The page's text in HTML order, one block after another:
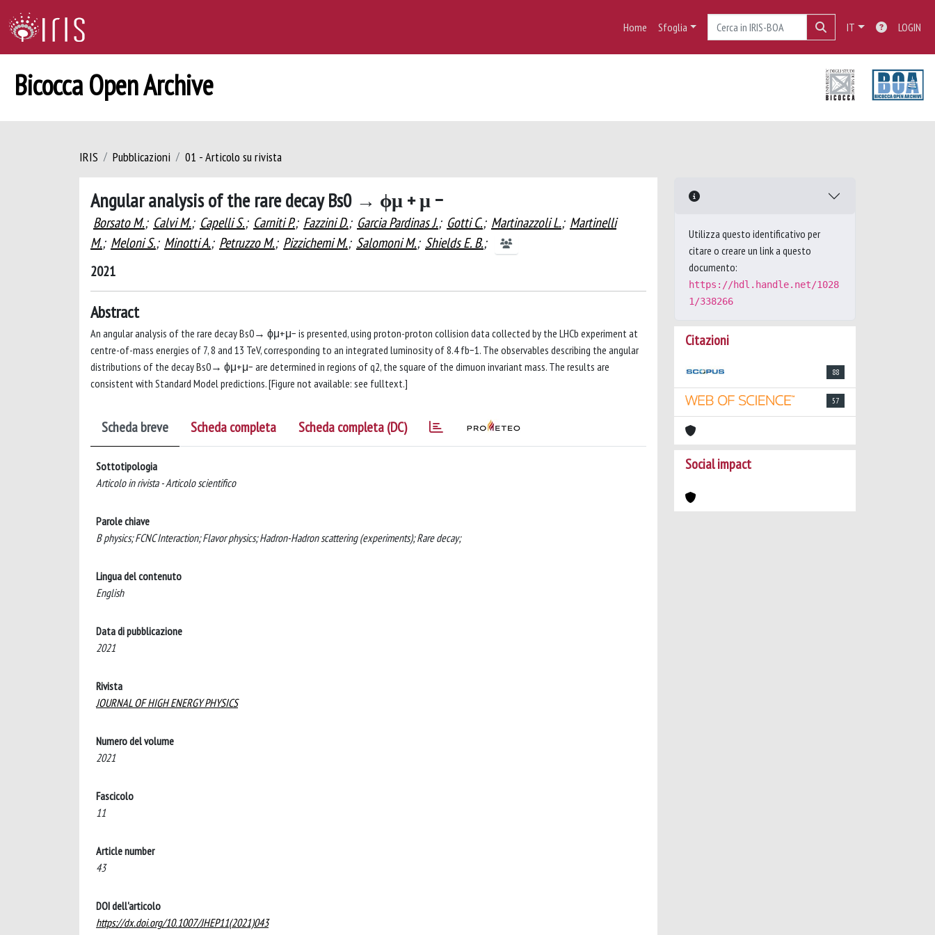
Home Sfoglia IT LOGIN
Bicocca Open Archive
IRIS Pubblicazioni 01 - Articolo su rivista
Angular analysis of the rare decay Bs0 → ϕμ + μ −
Borsato M.; Calvi M.; Capelli S.; Carniti P.; Fazzini D.; Garcia Pardinas J.; Gotti C.; Martinazzoli L.; Martinelli
M.; Meloni S.; Minotti A.; Petruzzo M.; Pizzichemi M.; Salomoni M.; Shields E. B.;
2021
Abstract
An angular analysis of the rare decay Bs0→ ϕμ+μ− is presented, using proton-proton collision data collected by the LHCb experiment at
centre-of-mass energies of 7, 8 and 13 TeV, corresponding to an integrated luminosity of 8.4 fb−1. The observables describing the angular
distributions of the decay Bs0→ ϕμ+μ− are determined in regions of q2, the square of the dimuon invariant mass. The results are
consistent with Standard Model predictions. [Figure not available: see fulltext.]
Scheda breve Scheda completa Scheda completa (DC)
Sottotipologia
Articolo in rivista - Articolo scientifico
Parole chiave
B physics; FCNC Interaction; Flavor physics; Hadron-Hadron scattering (experiments); Rare decay;
Lingua del contenuto
English
Data di pubblicazione
2021
Rivista
JOURNAL OF HIGH ENERGY PHYSICS
Numero del volume
2021
Fascicolo
11
Article number
43
DOI dell'articolo
https://dx.doi.org/10.1007/JHEP11(2021)043
Utilizza questo identificativo per
citare o creare un link a questo
documento:
https://hdl.handle.net/1028
1/338266
Citazioni
88
57
Social impact